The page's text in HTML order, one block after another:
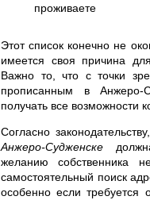
проживаете
Этот список конечно не
имеется своя причина
Важно то, что с точки
прописанным в Анжеро-
получать все возможности
Согласно
Анжеро-Судженске
желанию собственника
самостоятельный поиск
особенно если требуется